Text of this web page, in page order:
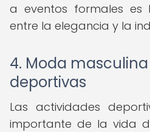
a eventos formales es
entre la elegancia y la
4. Moda
deportivas
Las actividades
importante de la vida